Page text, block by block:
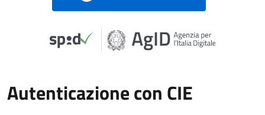
Autenticazione con CIE